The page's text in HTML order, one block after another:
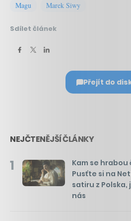
Magu Marek Siwy
Sdílet článek
Přejít do
NEJČTENĚJŠÍ ČLÁNKY
1
Kam se
Pusťte si na
satiru z
nás